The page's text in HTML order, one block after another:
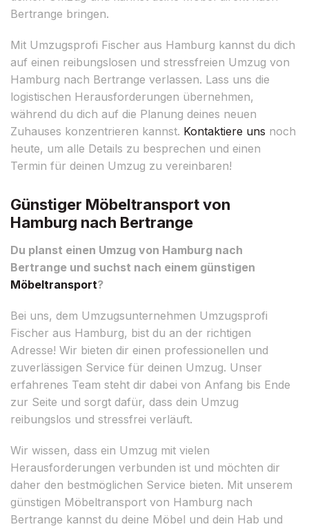
Bertrange bringen.
Mit Umzugsprofi Fischer aus Hamburg kannst du dich
auf einen reibungslosen und stressfreien Umzug von
Hamburg nach Bertrange verlassen. Lass uns die
logistischen Herausforderungen übernehmen,
während du dich auf die Planung deines neuen
Zuhauses konzentrieren kannst. Kontaktiere uns noch
heute, um alle Details zu besprechen und einen
Termin für deinen Umzug zu vereinbaren!
Günstiger Möbeltransport von
Hamburg nach Bertrange
Du planst einen Umzug von Hamburg nach
Bertrange und suchst nach einem günstigen
Möbeltransport?
Bei uns, dem Umzugsunternehmen Umzugsprofi
Fischer aus Hamburg, bist du an der richtigen
Adresse! Wir bieten dir einen professionellen und
zuverlässigen Service für deinen Umzug. Unser
erfahrenes Team steht dir dabei von Anfang bis Ende
zur Seite und sorgt dafür, dass dein Umzug
reibungslos und stressfrei verläuft.
Wir wissen, dass ein Umzug mit vielen
Herausforderungen verbunden ist und möchten dir
daher den bestmöglichen Service bieten. Mit unserem
günstigen Möbeltransport von Hamburg nach
Bertrange kannst du deine Möbel und dein Hab und